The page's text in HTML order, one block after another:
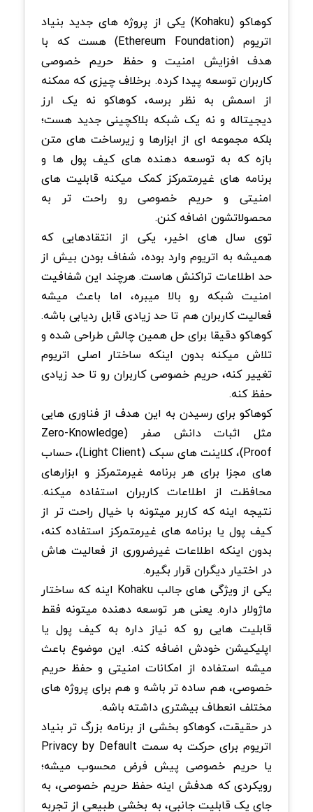
کوهاکو (Kohaku) یکی از پروژه های جدید بنیاد
اتریوم (Ethereum Foundation) هست که با
هدف افزایش امنیت و حفظ حریم خصوصی
کاربران توسعه پیدا کرده. برخلاف چیزی که ممکنه
از اسمش به نظر برسه، کوهاکو نه یک ارز
دیجیتاله و نه یک شبکه بلاکچینی جدید هست؛
بلکه مجموعه ای از ابزارها و زیرساخت های متن
بازه که به توسعه دهنده های کیف پول ها و
برنامه های غیرمتمرکز کمک میکنه قابلیت های
امنیتی و حریم خصوصی رو راحت تر به
محصولاتشون اضافه کنن.
توی سال های اخیر، یکی از انتقادهایی که
همیشه به اتریوم وارد بوده، شفاف بودن بیش از
حد اطلاعات تراکنش هاست. هرچند این شفافیت
امنیت شبکه رو بالا میبره، اما باعث میشه
فعالیت کاربران هم تا حد زیادی قابل ردیابی باشه.
کوهاکو دقیقا برای حل همین چالش طراحی شده و
تلاش میکنه بدون اینکه ساختار اصلی اتریوم
تغییر کنه، حریم خصوصی کاربران رو تا حد زیادی
حفظ کنه.
کوهاکو برای رسیدن به این هدف از فناوری هایی
مثل اثبات دانش صفر (Zero-Knowledge
Proof)، کلاینت های سبک (Light Client)، حساب
های مجزا برای هر برنامه غیرمتمرکز و ابزارهای
محافظت از اطلاعات کاربران استفاده میکنه.
نتیجه اینه که کاربر میتونه با خیال راحت تر از
کیف پول یا برنامه های غیرمتمرکز استفاده کنه،
بدون اینکه اطلاعات غیرضروری از فعالیت هاش
در اختیار دیگران قرار بگیره.
یکی از ویژگی های جالب Kohaku اینه که ساختار
ماژولار داره. یعنی هر توسعه دهنده میتونه فقط
قابلیت هایی رو که نیاز داره به کیف پول یا
اپلیکیشن خودش اضافه کنه. این موضوع باعث
میشه استفاده از امکانات امنیتی و حفظ حریم
خصوصی، هم ساده تر باشه و هم برای پروژه های
مختلف انعطاف بیشتری داشته باشه.
در حقیقت، کوهاکو بخشی از برنامه بزرگ تر بنیاد
اتریوم برای حرکت به سمت Privacy by Default
یا حریم خصوصی پیش فرض محسوب میشه؛
رویکردی که هدفش اینه حفظ حریم خصوصی، به
جای یک قابلیت جانبی، به بخشی طبیعی از تجربه